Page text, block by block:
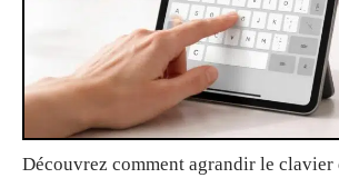
Découvrez comment agrandir le clavier